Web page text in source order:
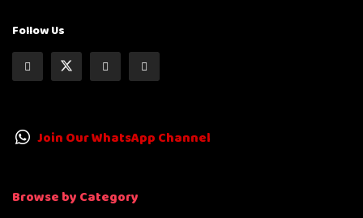
Follow Us
Join Our WhatsApp Channel
Browse by Category